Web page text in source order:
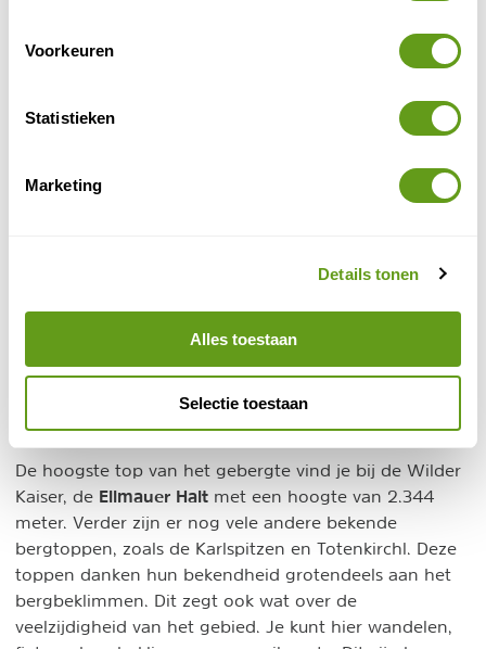
Voorkeuren
Statistieken
Marketing
Details tonen
Alles toestaan
Selectie toestaan
bergdennen.
De hoogste top van het gebergte vind je bij de Wilder
Kaiser, de Ellmauer Halt met een hoogte van 2.344
meter. Verder zijn er nog vele andere bekende
bergtoppen, zoals de Karlspitzen en Totenkirchl. Deze
toppen danken hun bekendheid grotendeels aan het
bergbeklimmen. Dit zegt ook wat over de
veelzijdigheid van het gebied. Je kunt hier wandelen,